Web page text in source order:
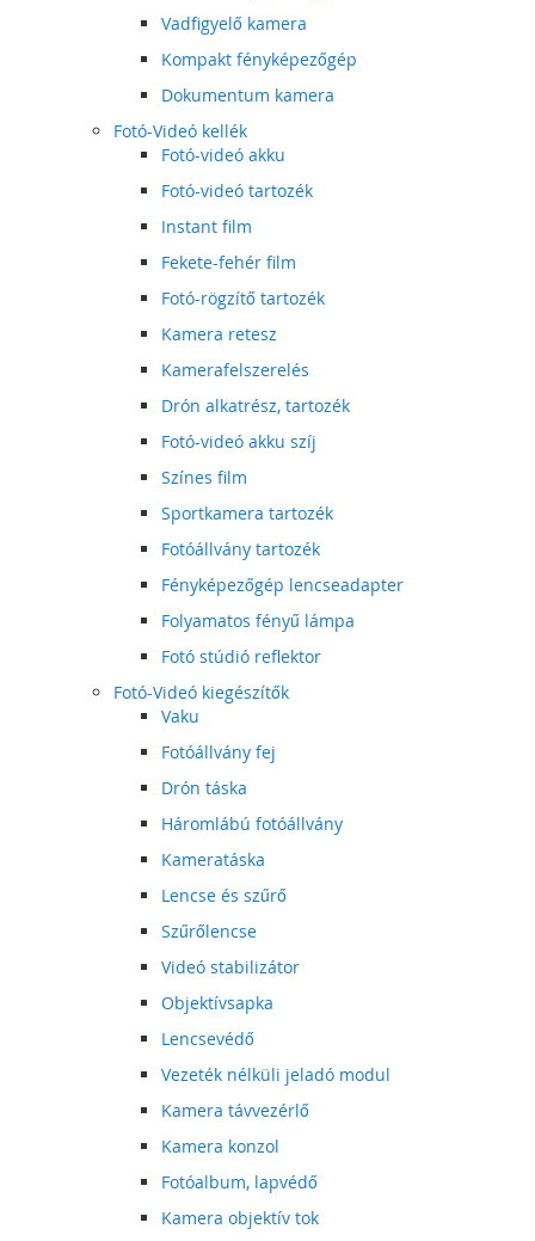
Vadfigyelő kamera
Kompakt fényképezőgép
Dokumentum kamera
Fotó-Videó kellék
Fotó-videó akku
Fotó-videó tartozék
Instant film
Fekete-fehér film
Fotó-rögzítő tartozék
Kamera retesz
Kamerafelszerelés
Drón alkatrész, tartozék
Fotó-videó akku szíj
Színes film
Sportkamera tartozék
Fotóállvány tartozék
Fényképezőgép lencseadapter
Folyamatos fényű lámpa
Fotó stúdió reflektor
Fotó-Videó kiegészítők
Vaku
Fotóállvány fej
Drón táska
Háromlábú fotóállvány
Kameratáska
Lencse és szűrő
Szűrőlencse
Videó stabilizátor
Objektívsapka
Lencsevédő
Vezeték nélküli jeladó modul
Kamera távvezérlő
Kamera konzol
Fotóalbum, lapvédő
Kamera objektív tok